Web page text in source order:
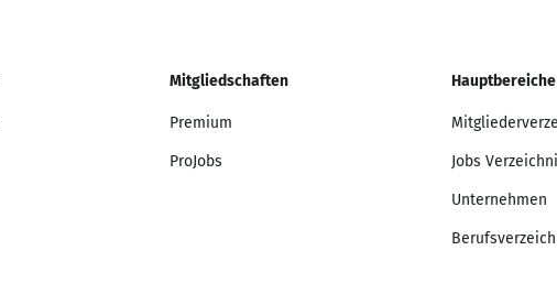
Mitgliedschaften
Premium
ProJobs
Hauptbereiche
Jobs
Unternehmen